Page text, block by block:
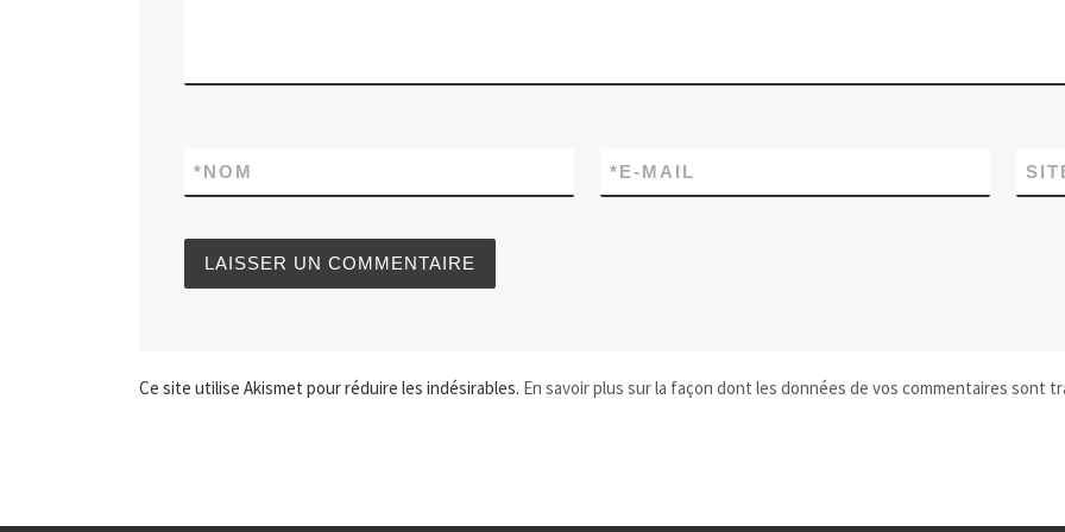
NOM
* E-MAIL
*
Ce site utilise Akismet pour réduire les indésirables. En savoir plus sur la façon dont les données de vos commentaires sont